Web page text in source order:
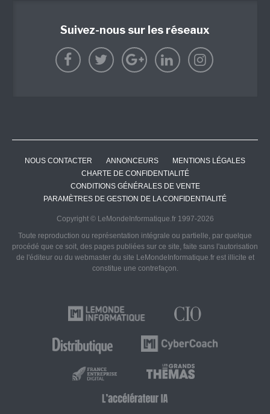
Suivez-nous sur les réseaux
NOUS CONTACTER ANNONCEURS
MENTIONS LÉGALES
CHARTE DE CONFIDENTIALITÉ
CONDITIONS GÉNÉRALES DE VENTE
PARAMÈTRES DE GESTION DE LA CONFIDENTIALITÉ
Copyright © LeMondeInformatique.fr 1997-2026
Toute reproduction ou représentation intégrale ou partielle, par quelque
procédé que ce soit, des pages publiées sur ce site, faite sans l'autorisation
de l'éditeur ou du webmaster du site LeMondeInformatique.fr est illicite et
constitue une contrefaçon.